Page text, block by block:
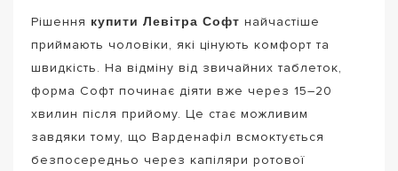
Рішення купити Левітра Софт найчастіше
приймають чоловіки, які цінують комфорт та
швидкість. На відміну від звичайних таблеток,
форма Софт починає діяти вже через 15–20
хвилин після прийому. Це стає можливим
завдяки тому, що Варденафіл всмоктується
безпосередньо через капіляри ротової